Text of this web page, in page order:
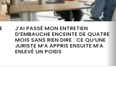
J’AI PASSÉ MON ENTRETIEN
D’EMBAUCHE ENCEINTE DE QUATRE
MOIS SANS RIEN DIRE : CE QU’UNE
JURISTE M’A APPRIS ENSUITE M’A
ENLEVÉ UN POIDS